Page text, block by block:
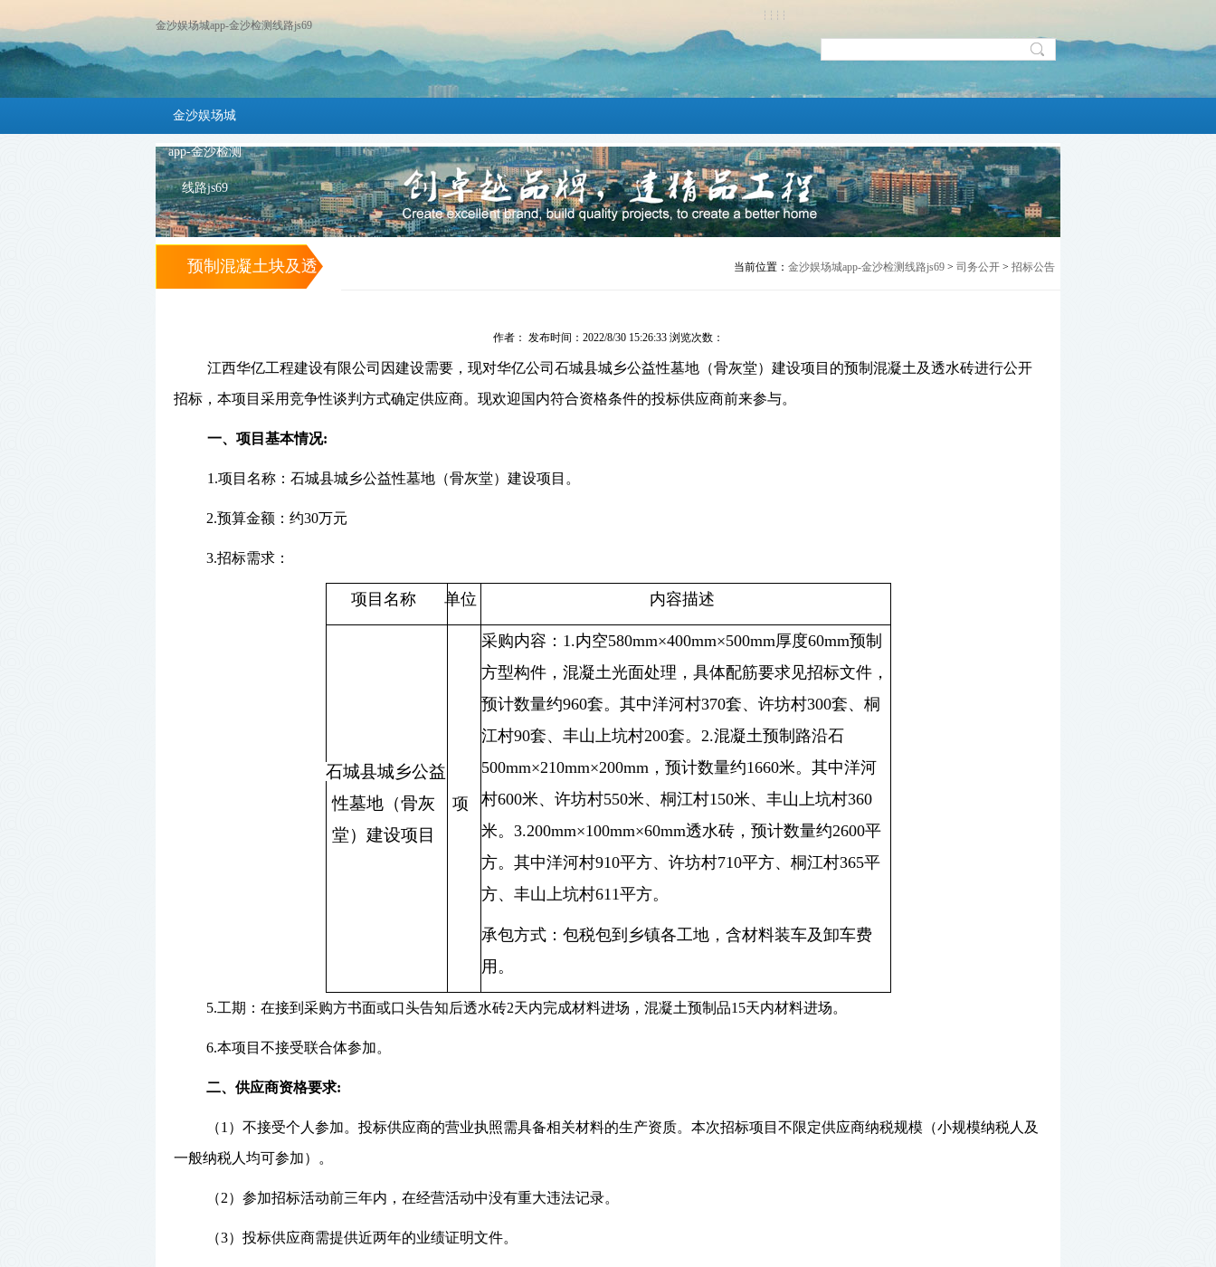
金沙娱场城app-金沙检测线路js69
金沙娱场城
app-金沙检测
线路js69
预制混凝土块及透 当前位置： 金沙娱场城app-金沙检测线路js69 > 司务公开 > 招标公告
作者： 发布时间：2022/8/30 15:26:33 浏览次数：
江西华亿工程建设有限公司因建设需要，现对华亿公司石城县城乡公益性墓地（骨灰堂）建设项目的预制混凝土及透水砖进行公开
招标，本项目 采用竞争性谈判方式确定供应商。 现欢迎国内符合资格条件的投标供应商前来参与。
一、项目基本情况:
1.项目名称： 石城县城乡公益性墓地（骨灰堂）建设项目 。
2.预算金额： 约30万元
3.招标需求：
项目名称 单位 内容描述
石城县城乡公益
性墓地（骨灰
堂）建设项目
项
采购内容： 1.内空580mm×400mm×500mm厚度60mm预制
方型构件，混凝土光面处理，具体配筋要求见招标文件，
预计数量约960套。其中洋河村370套、许坊村300套、桐
江村90套、丰山上坑村200套。2.混凝土预制路沿石
500mm×210mm×200mm，预计数量约1660米。其中洋河
村600米、许坊村550米、桐江村150米、丰山上坑村360
米。3.200mm×100mm×60mm透水砖，预计数量约2600平
方。其中洋河村910平方、许坊村710平方、桐江村365平
方、丰山上坑村611平方。
承包方式： 包税包到乡镇各工地，含材料装车及卸车费
用。
5.工期：在接到采购方书面或口头告知后透水砖2天内完成材料进场，混凝土预制品15天内材料进场。
6.本项目不接受联合体参加。
二、供应商资格要求:
（1） 不接受个人参加。投标供应商的营业执照需具备相关材料的生产资质。本次招标项目不限定供应商纳税规模（小规模纳税人及
一般纳税人均可参加）。
（2）参加招标活动前三年内，在经营活动中没有重大违法记录。
（3）投标供应商需提供近两年的业绩证明文件。